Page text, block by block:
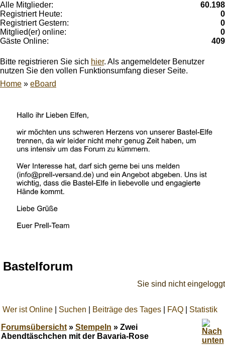
Alle Mitglieder:
60.198
Registriert Heute:
0
Registriert Gestern:
0
Mitglied(er) online:
0
Gäste Online:
409
Bitte registrieren Sie sich hier. Als angemeldeter Benutzer
nutzen Sie den vollen Funktionsumfang dieser Seite.
Home » eBoard
Bastelforum
Sie sind nicht eingeloggt
Wer ist Online Suchen Beiträge des Tages FAQ Statistik
Forumsübersicht» Stempeln » Zwei
Abendtäschchen mit der Bavaria-Rose